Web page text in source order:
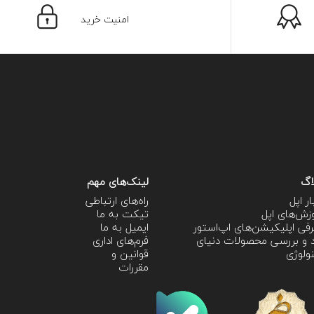
امنیت خرید
اپل
اپل
اپلیکیشن‌های اپ‌استور
و بررسی محصولات دنیای
لینک‌های مهم
راه‌های ارتباطی
تیکت به ما
ایمیل به ما
فرم‌های اداری
قوانین و
مقررات